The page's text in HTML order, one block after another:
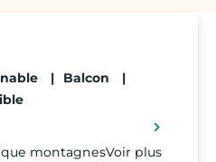
| Balcon
|
montagnesVoir plus